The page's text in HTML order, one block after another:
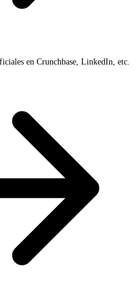
en Crunchbase, LinkedIn, etc.